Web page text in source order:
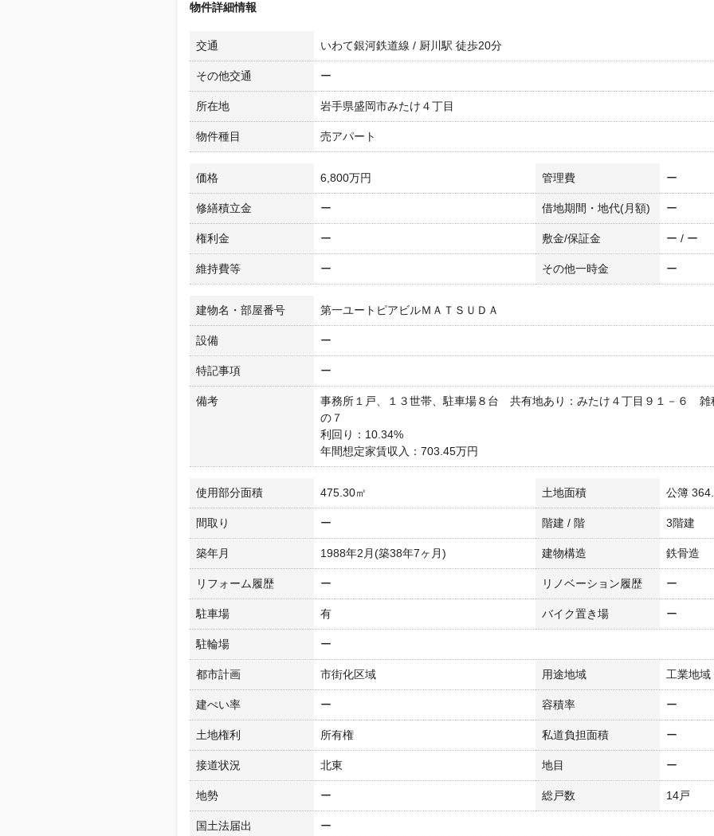
物件詳細情報
交通 いわて銀河鉄道線 / 厨川駅 徒歩20分
その他交通 ー
所在地 岩手県盛岡市みたけ４丁目
物件種目 売アパート
価格 6,800万円 管理費 ー
修繕積立金 ー 借地期間・地代(月額) ー
権利金 ー 敷金/保証金 ー / ー
維持費等 ー その他一時金 ー
建物名・部屋番号 第一ユートピアビルＭＡＴＳＵＤＡ
設備 ー
特記事項 ー
備考
事務所１戸、１３世帯、駐車場８台 共有地あり：みたけ４丁目９１－６
の７
利回り：10.34%
年間想定家賃収入：703.45万円
使用部分面積 475.30㎡ 土地面積 公簿
間取り ー 階建 / 階 3階建
築年月 1988年2月(築38年7ヶ月) 建物構造 鉄骨造
リフォーム履歴 ー リノベーション履歴 ー
駐車場 有 バイク置き場 ー
駐輪場 ー
都市計画 市街化区域 用途地域 工業地域
建ぺい率 ー 容積率 ー
土地権利 所有権 私道負担面積 ー
接道状況 北東 地目 ー
地勢 ー 総戸数 14戸
国土法届出 ー